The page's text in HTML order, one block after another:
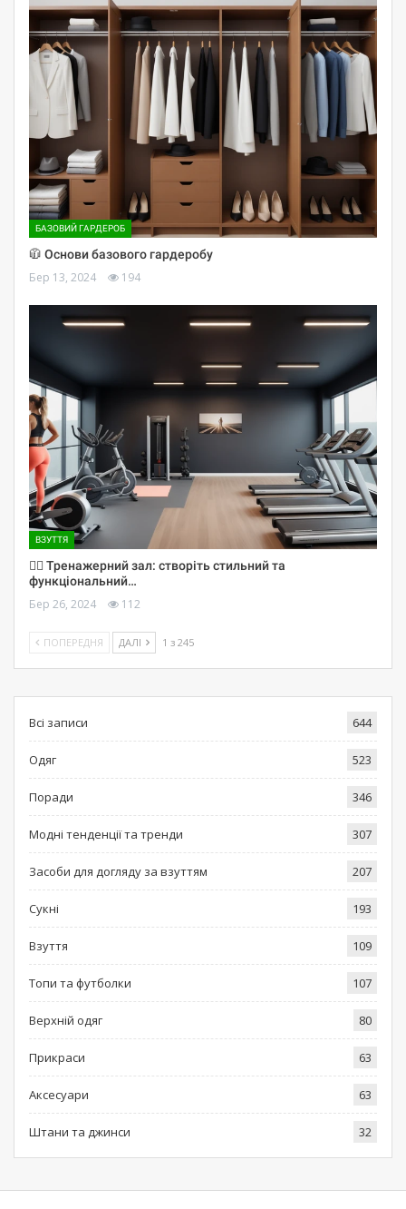
БАЗОВИЙ ГАРДЕРОБ
🧥 Основи базового гардеробу
Бер 13, 2024 194
ВЗУТТЯ
🏋️‍♀️ Тренажерний зал: створіть стильний та
функціональний…
Бер 26, 2024 112
ПОПЕРЕДНЯ ДАЛІ 1 з 245
Всі записи 644
Одяг 523
Поради 346
Модні тенденції та тренди 307
Засоби для догляду за взуттям 207
Сукні 193
Взуття 109
Топи та футболки 107
Верхній одяг 80
Прикраси 63
Аксесуари 63
Штани та джинси 32